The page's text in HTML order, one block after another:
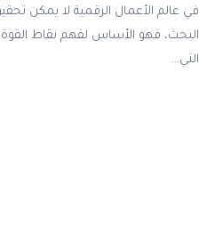
في عالم الأعمال الرقمية لا يمكن
البحث، فهو الأساس لفهم نقاط
التي...